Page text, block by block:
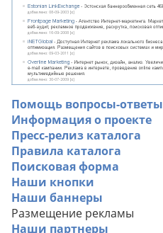
Помощь вопросы-ответы
Информация о проекте
Пресс-релиз каталога
Правила каталога
Поисковая форма
Наши кнопки
Наши баннеры
Размещение рекламы
Наши партнеры